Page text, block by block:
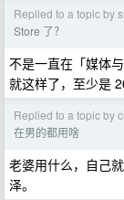
Replied to a topic by
Store 了？
不是一直在「媒体
就这样了，至少是
Replied to a topic by
在男的都用啥
老婆用什么，自己
泽。